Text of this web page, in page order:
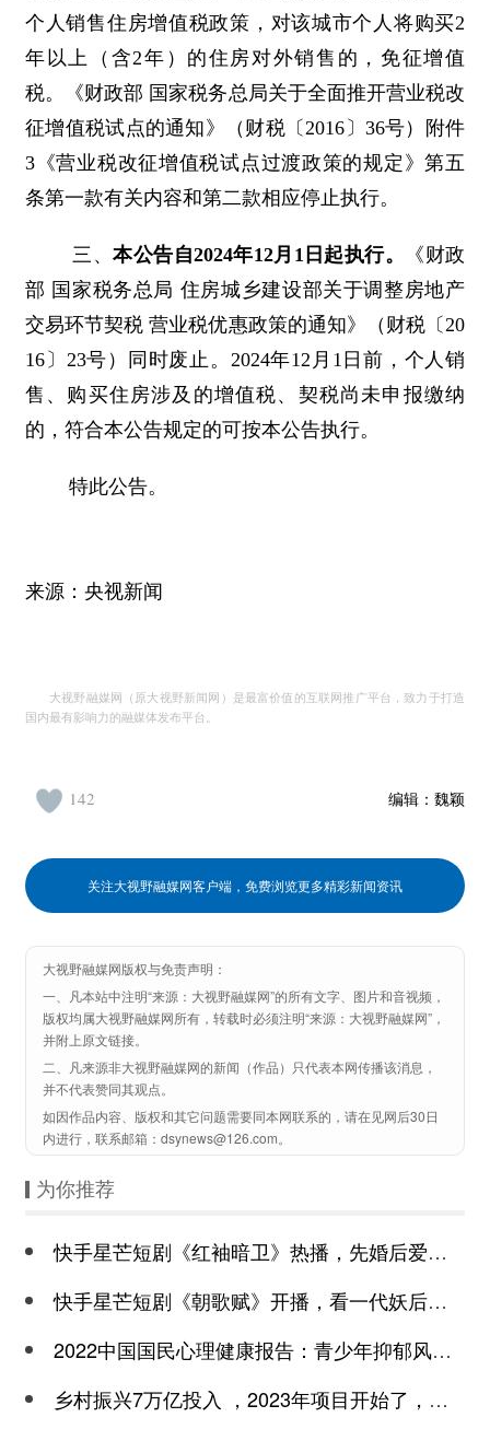
个人销售住房增值税政策，对该城市个人将购买2
年以上（含2年）的住房对外销售的，免征增值
税。《财政部 国家税务总局关于全面推开营业税改
征增值税试点的通知》（财税〔2016〕36号）附件
3《营业税改征增值税试点过渡政策的规定》第五
条第一款有关内容和第二款相应停止执行。
三、本公告自2024年12月1日起执行。
《财政
部 国家税务总局 住房城乡建设部关于调整房地产
交易环节契税 营业税优惠政策的通知》（财税〔20
16〕23号）同时废止。2024年12月1日前，个人销
售、购买住房涉及的增值税、契税尚未申报缴纳
的，符合本公告规定的可按本公告执行。
特此公告。
来源：央视新闻
大视野融媒网（原大视野新闻网）是最富价值的互联网推广平台，致力于打造
国内最有影响力的融媒体发布平台。
编辑： 魏颖
142
关注大视野融媒网客户端，免费浏览更多精彩新闻资讯
大视野融媒网版权与免责声明：
一、凡本站中注明“来源：大视野融媒网”的所有文字、图片和音视频，
版权均属大视野融媒网所有，转载时必须注明“来源：大视野融媒网”，
并附上原文链接。
二、凡来源非大视野融媒网的新闻（作品）只代表本网传播该消息，
并不代表赞同其观点。
如因作品内容、版权和其它问题需要同本网联系的，请在见网后30日
内进行，联系邮箱：dsynews@126.com。
为你推荐
快手星芒短剧《红袖暗卫》热播，先婚后爱诠释别样浪漫
快手星芒短剧《朝歌赋》开播，看一代妖后与心机皇上极限拉扯
2022中国国民心理健康报告：青少年抑郁风险高于成年
乡村振兴7万亿投入 ，2023年项目开始了，总有一个适合你